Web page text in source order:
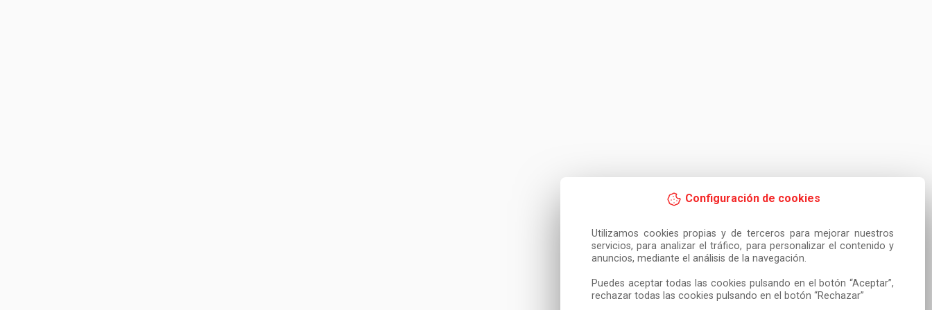
Configuración de cookies
Utilizamos cookies propias y de terceros para mejorar nuestros
servicios, para analizar el tráfico, para personalizar el contenido y
anuncios, mediante el análisis de la navegación.
Puedes aceptar todas las cookies pulsando en el botón “Aceptar”,
rechazar todas las cookies pulsando en el botón “Rechazar”